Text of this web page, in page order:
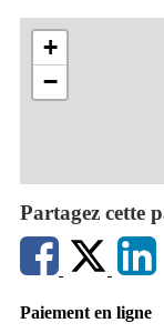
+
−
Partagez cette
Paiement en ligne